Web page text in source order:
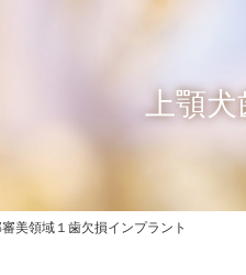
上顎
美領域１歯欠損インプラント